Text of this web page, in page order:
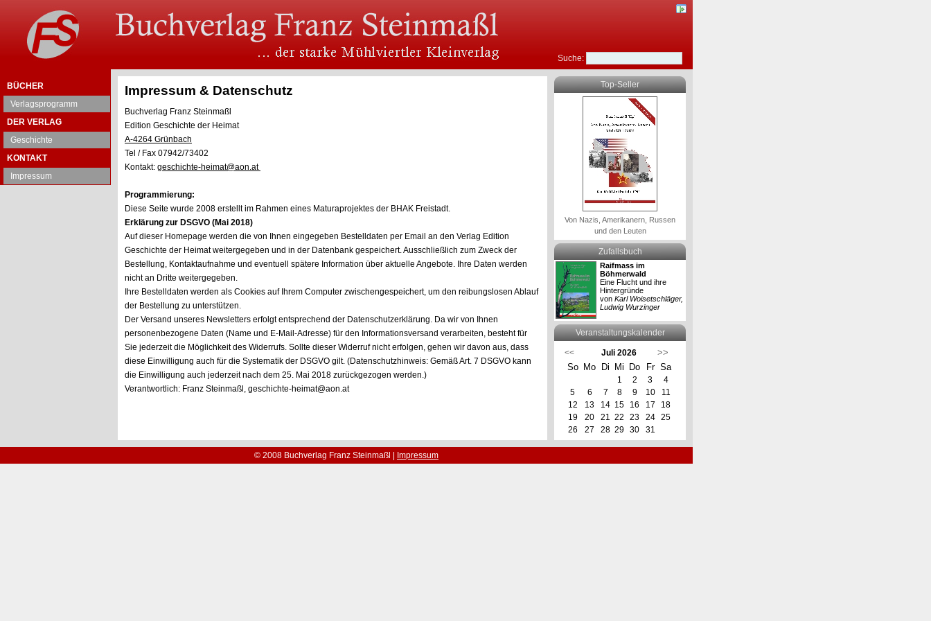
Suche:
BÜCHER
Verlagsprogramm
DER VERLAG
Geschichte
KONTAKT
Impressum
Top-Seller
Von Nazis, Amerikanern, Russen
und den Leuten
Zufallsbuch
Raifmass im
Böhmerwald
Eine Flucht und ihre
Hintergründe
von Karl Woisetschläger,
Ludwig Wurzinger
Veranstaltungskalender
<< Juli 2026
>>
So
Mo Di Mi Do Fr Sa
1 2 3
4
5
6 7 8 9 10
11
12
13 14 15 16 17
18
19
20 21 22 23 24
25
26
27 28 29 30 31
Impressum & Datenschutz
Buchverlag Franz Steinmaßl
Edition Geschichte der Heimat
A-4264 Grünbach
Tel / Fax 07942/73402
Kontakt: geschichte-heimat@aon.at
Programmierung:
Diese Seite wurde 2008 erstellt im Rahmen eines Maturaprojektes der BHAK Freistadt.
Erklärung zur DSGVO (Mai 2018)
Auf dieser Homepage werden die von Ihnen eingegeben Bestelldaten per Email an den Verlag Edition
Geschichte der Heimat weitergegeben und in der Datenbank gespeichert. Ausschließlich zum Zweck der
Bestellung, Kontaktaufnahme und eventuell spätere Information über aktuelle Angebote. Ihre Daten werden
nicht an Dritte weitergegeben.
Ihre Bestelldaten werden als Cookies auf Ihrem Computer zwischengespeichert, um den reibungslosen Ablauf
der Bestellung zu unterstützen.
Der Versand unseres Newsletters erfolgt entsprechend der Datenschutzerklärung. Da wir von Ihnen
personenbezogene Daten (Name und E-Mail-Adresse) für den Informationsversand verarbeiten, besteht für
Sie jederzeit die Möglichkeit des Widerrufs. Sollte dieser Widerruf nicht erfolgen, gehen wir davon aus, dass
diese Einwilligung auch für die Systematik der DSGVO gilt. (Datenschutzhinweis: Gemäß Art. 7 DSGVO kann
die Einwilligung auch jederzeit nach dem 25. Mai 2018 zurückgezogen werden.)
Verantwortlich: Franz Steinmaßl, geschichte-heimat@aon.at
© 2008 Buchverlag Franz Steinmaßl | Impressum